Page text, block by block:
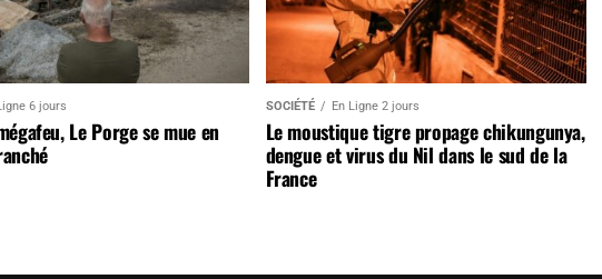
6 jours
Le Porge se mue en
SOCIÉTÉ En Ligne 2 jours
Le moustique tigre propage chikungunya,
dengue et virus du Nil dans le sud de la
France